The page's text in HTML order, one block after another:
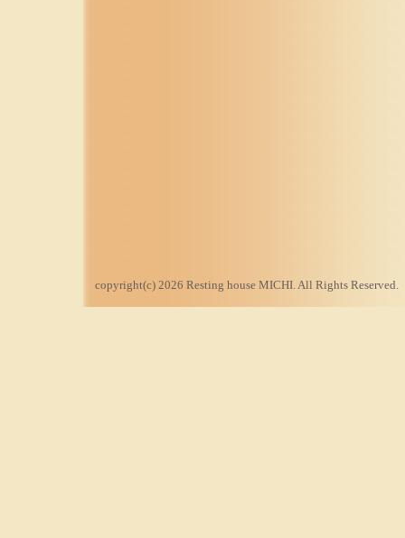
copyright(c) 2026 Resting house MICHI. All Rights Reserved.